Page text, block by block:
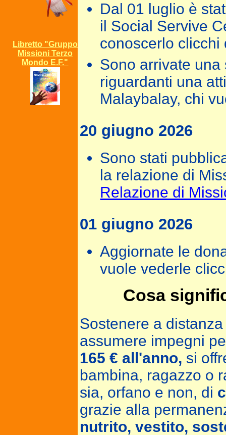
Libretto "Gruppo
Missioni Terzo
Mondo E.F."
Dal 01 luglio è
il Social Servive
conoscerlo clicchi
Sono arrivate
riguardanti una
Malaybalay, chi
20 giugno 2026
Sono stati
la relazione di
Relazione di
01 giugno 2026
Aggiornate le
vuole vederle
Cosa
Sostenere a
assumere impegni
165 € all'anno, si
bambina, ragazzo o
sia, orfano e non, di
grazie alla
nutrito, vestito,